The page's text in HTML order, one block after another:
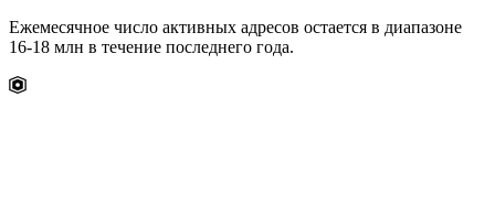
Ежемесячное число активных адресов остается в диапазоне
16-18 млн в течение последнего года.